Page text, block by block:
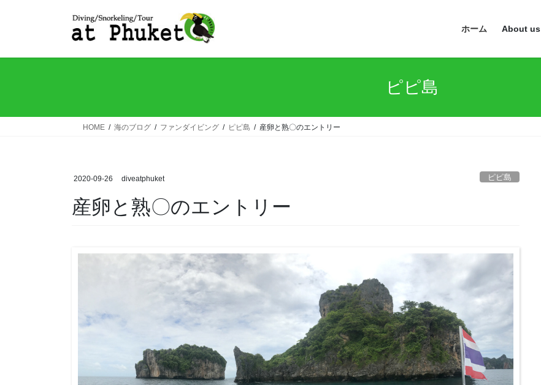
ホーム About us
ピピ島
HOME 海のブログ ファンダイビング ピピ島 産卵と熟〇のエントリー
2020-09-26 diveatphuket ピピ島
産卵と熟〇のエントリー